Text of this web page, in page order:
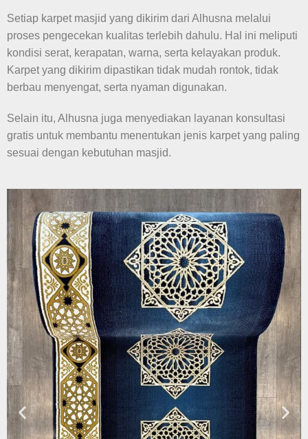
Setiap karpet masjid yang dikirim dari Alhusna melalui
proses pengecekan kualitas terlebih dahulu. Hal ini meliputi
kondisi serat, kerapatan, warna, serta kelayakan produk.
Karpet yang dikirim dipastikan tidak mudah rontok, tidak
berbau menyengat, serta nyaman digunakan.
Selain itu, Alhusna juga menyediakan layanan konsultasi
gratis untuk membantu menentukan jenis karpet yang paling
sesuai dengan kebutuhan masjid.